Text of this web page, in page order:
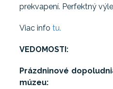
prekvapení. Perfektný
Viac info tu.
VEDOMOSTI:
Prázdninové
múzeu: